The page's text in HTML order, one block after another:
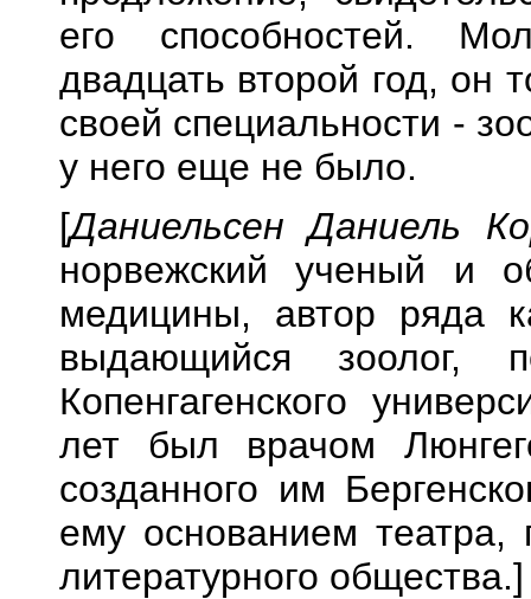
его способностей.
двадцать второй год, он
своей специальности -
у него еще не было.
[Даниельсен Даниель
норвежский ученый и
медицины, автор ряда
выдающийся зоолог,
Копенгагенского
лет был врачом
созданного им
ему основанием театра,
литературного общества.]